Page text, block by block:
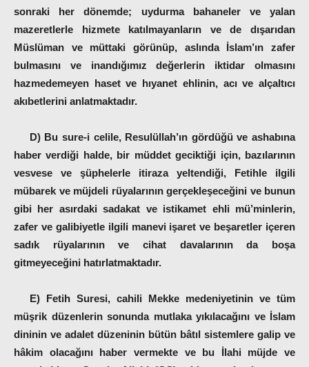
sonraki her dönemde; uydurma bahaneler ve yalan
mazeretlerle hizmete katılmayanların ve de dışarıdan
Müslüman ve müttaki görünüp, aslında İslam’ın zafer
bulmasını ve inandığımız değerlerin iktidar olmasını
hazmedemeyen haset ve hıyanet ehlinin, acı ve alçaltıcı
akıbetlerini anlatmaktadır.
D) Bu sure-i celile, Resulüllah’ın gördüğü ve ashabına
haber verdiği halde, bir müddet geciktiği için, bazılarının
vesvese ve şüphelerle itiraza yeltendiği, Fetihle ilgili
mübarek ve müjdeli rüyalarının gerçekleşeceğini ve bunun
gibi her asırdaki sadakat ve istikamet ehli mü’minlerin,
zafer ve galibiyetle ilgili manevi işaret ve beşaretler içeren
sadık rüyalarının ve cihat davalarının da boşa
gitmeyeceğini hatırlatmaktadır.
E) Fetih Suresi, cahili Mekke medeniyetinin ve tüm
müşrik düzenlerin sonunda mutlaka yıkılacağını ve İslam
dininin ve adalet düzeninin bütün bâtıl sistemlere galip ve
hâkim olacağını haber vermekte ve bu İlahi müjde ve